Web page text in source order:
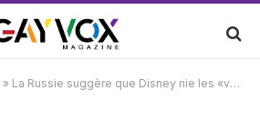
» La Russie suggère que Disney nie les «valeurs familiales» à propos du film Pixar avec un personnage gay / Nation LGBTQ